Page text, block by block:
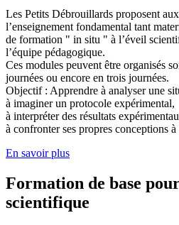
Les Petits Débrouillards proposent
l’enseignement fondamental tant
de formation " in situ " à l’éveil
l’équipe pédagogique.
Ces modules peuvent être organisés
journées ou encore en trois journées.
Objectif : Apprendre à analyser une
à imaginer un protocole expérimental,
à interpréter des résultats
à confronter ses propres conceptions
En savoir plus
Formation de base
scientifique